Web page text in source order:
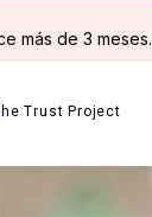
más de 3 meses.